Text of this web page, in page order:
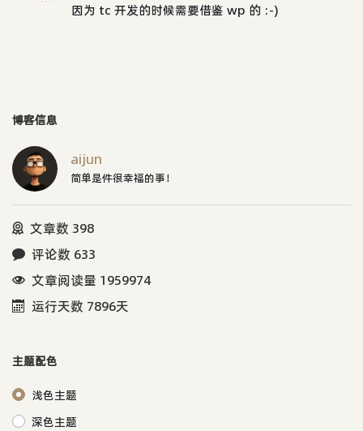
因为 tc 开发的时候需要借鉴 wp 的 :-)
博客信息
aijun
简单是件很幸福的事！
文章数 398
评论数 633
文章阅读量 1959974
运行天数 7896天
主题配色
浅色主题
深色主题